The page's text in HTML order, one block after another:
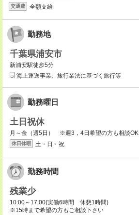
交通費 全額支給
勤務地
千葉県浦安市
新浦安駅徒歩5分
海上運送事業、旅行業法に基づく旅行等
勤務曜日
土日祝休
月～金（週5日） ※週3，4日希望の方も相談OK
休日休暇 土・日・祝
勤務時間
残業少
10:00～17:00(実働6時間 休憩1時間)
※15時まで希望の方もご相談下さい